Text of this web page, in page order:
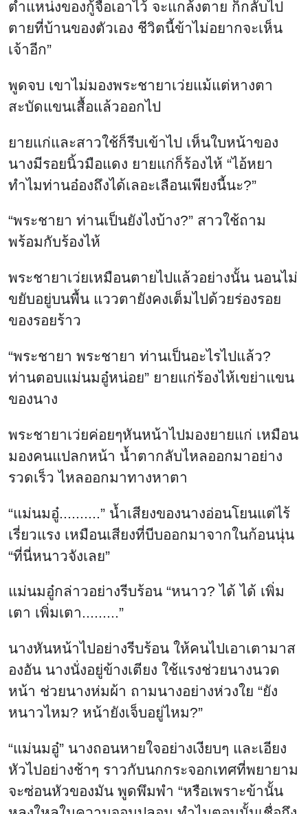
“พระชายา ท่านเป็นยังไงบ้าง?” สาวใช้ถาม
พร้อมกับร้องไห้
พระชายาเว่ยเหมือนตายไปแล้วอย่างนั้น นอนไม่
ขยับอยู่บนพื้น แววตายังคงเต็มไปด้วยร่องรอย
ของรอยร้าว
“พระชายา พระชายา ท่านเป็นอะไรไปแล้ว?
ท่านตอบแม่นมอู๋หน่อย” ยายแก่ร้องไห้เขย่าแขน
ของนาง
พระชายาเว่ยค่อยๆหันหน้าไปมองยายแก่ เหมือน
มองคนแปลกหน้า น้ำตากลับไหลออกมาอย่าง
รวดเร็ว ไหลออกมาทางหาตา
“แม่นมอู๋..........” น้ำเสียงของนางอ่อนโยนแต่ไร้
เรี่ยวแรง เหมือนเสียงที่บีบออกมาจากในก้อนนุ่น
“ที่นี่หนาวจังเลย”
แม่นมอู๋กล่าวอย่างรีบร้อน “หนาว? ได้ ได้ เพิ่ม
เตา เพิ่มเตา.........”
นางหันหน้าไปอย่างรีบร้อน ให้คนไปเอาเตามาส
องอัน นางนั่งอยู่ข้างเตียง ใช้แรงช่วยนางนวด
หน้า ช่วยนางห่มผ้า ถามนางอย่างห่วงใย “ยัง
หนาวไหม? หน้ายังเจ็บอยู่ไหม?”
“แม่นมอู๋” นางถอนหายใจอย่างเงียบๆ และเอียง
หัวไปอย่างช้าๆ ราวกับนกกระจอกเทศที่พยายาม
จะซ่อนหัวของมัน พูดพึมพำ “หรือเพราะข้านั้น